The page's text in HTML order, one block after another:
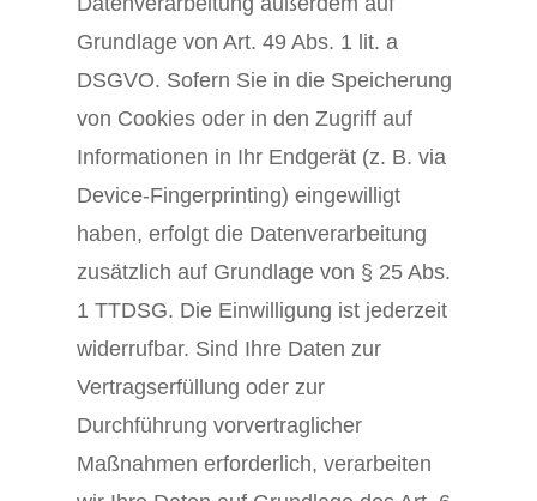
Grundlage von Art. 49 Abs. 1 lit. a
DSGVO. Sofern Sie in die Speicherung
von Cookies oder in den Zugriff auf
Informationen in Ihr Endgerät (z. B. via
Device-Fingerprinting) eingewilligt
haben, erfolgt die Datenverarbeitung
zusätzlich auf Grundlage von § 25 Abs.
1 TTDSG. Die Einwilligung ist jederzeit
widerrufbar. Sind Ihre Daten zur
Vertragserfüllung oder zur
Durchführung vorvertraglicher
Maßnahmen erforderlich, verarbeiten